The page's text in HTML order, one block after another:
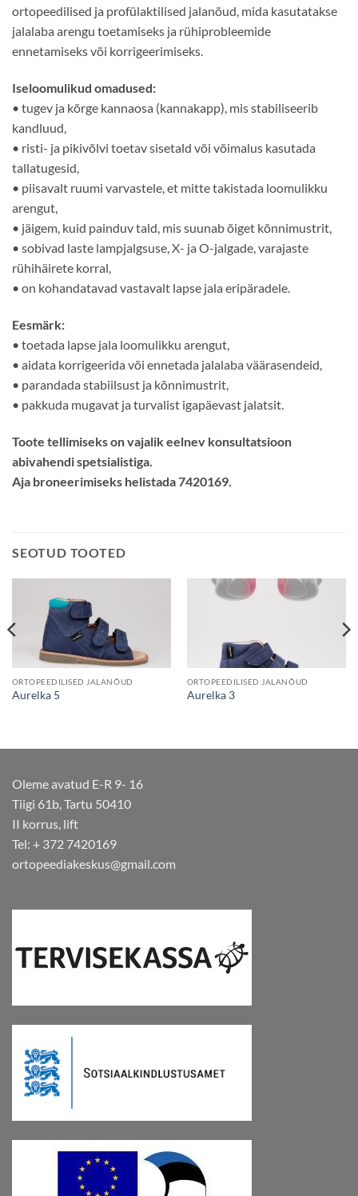
ortopeedilised ja profülaktilised jalanõud, mida kasutatakse
jalalaba arengu toetamiseks ja rühiprobleemide
ennetamiseks või korrigeerimiseks.
Iseloomulikud omadused:
• tugev ja kõrge kannaosa (kannakapp), mis stabiliseerib
kandluud,
• risti- ja pikivõlvi toetav sisetald või võimalus kasutada
tallatugesid,
• piisavalt ruumi varvastele, et mitte takistada loomulikku
arengut,
• jäigem, kuid painduv tald, mis suunab õiget kõnnimustrit,
• sobivad laste lampjalgsuse, X- ja O-jalgade, varajaste
rühihäirete korral,
• on kohandatavad vastavalt lapse jala eripäradele.
Eesmärk:
• toetada lapse jala loomulikku arengut,
• aidata korrigeerida või ennetada jalalaba väärasendeid,
• parandada stabiilsust ja kõnnimustrit,
• pakkuda mugavat ja turvalist igapäevast jalatsit.
Toote tellimiseks on vajalik eelnev konsultatsioon
abivahendi spetsialistiga.
Aja broneerimiseks helistada 7420169.
SEOTUD TOOTED
ORTOPEEDILISED JALANÕUD
Aurelka 5
ORTOPEEDILISED JALANÕUD
Aurelka 3
Oleme avatud E-R 9- 16
Tiigi 61b, Tartu 50410
II korrus, lift
Tel: + 372 7420169
ortopeediakeskus@gmail.com